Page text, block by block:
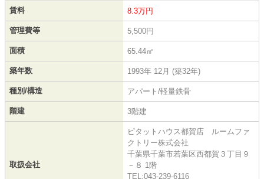
賃料 8.3万円
管理費等 5,500円
面積 65.44㎡
築年数 1993年 12月 (築32年)
種別/構造 アパート/軽量鉄骨
階建 3階建
取扱会社
ピタットハウス都賀店 ルームファ
クトリー株式会社
千葉県千葉市若葉区西都賀３丁目９
－８ 1階
TEL:043-239-6116